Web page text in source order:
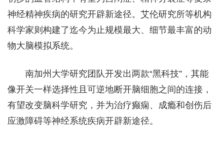
神经精神疾病的研究开辟新途径。艾伦研究所等机构
科学家则构建了迄今为止规模最大、细节最丰富的动
物大脑模拟系统。
南加州大学研究团队开发出两款“黑科技”，其能
像开关一样选择性且可逆地断开脑细胞之间的连接，
有望改变脑科学研究，并为治疗癫痫、成瘾和创伤后
应激障碍等神经系统疾病开辟新途径。